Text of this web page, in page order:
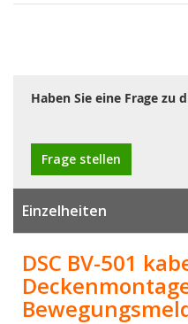
Haben Sie eine Frage zu
Frage stellen
Einzelheiten
DSC BV-501